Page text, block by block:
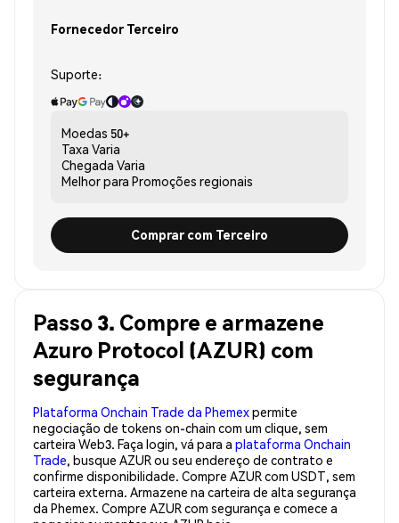
Fornecedor Terceiro
Suporte:
Moedas 50+
Taxa Varia
Chegada Varia
Melhor para Promoções regionais
Comprar com Terceiro
Passo 3. Compre e armazene
Azuro Protocol (AZUR) com
segurança
Plataforma Onchain Trade da Phemexpermite
negociação de tokens on-chain com um clique, sem
carteira Web3. Faça login, vá para a plataforma Onchain
Trade, busque AZUR ou seu endereço de contrato e
confirme disponibilidade. Compre AZUR com USDT, sem
carteira externa. Armazene na carteira de alta segurança
da Phemex. Compre AZUR com segurança e comece a